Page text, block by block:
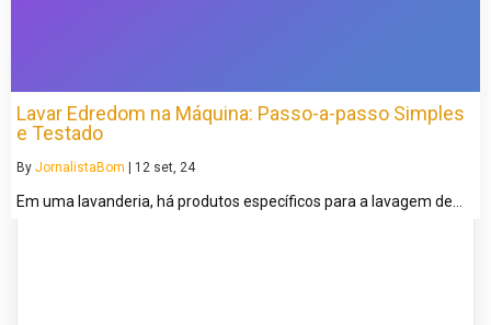
Lavar Edredom na Máquina: Passo-a-passo Simples
e Testado
By JornalistaBom | 12 set, 24
Em uma lavanderia, há produtos específicos para a lavagem de…